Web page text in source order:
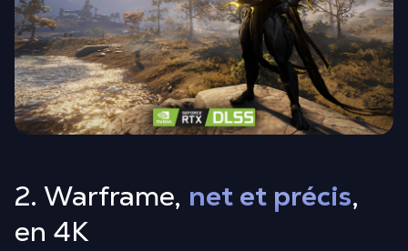
2. Warframe, net et précis,
en 4K